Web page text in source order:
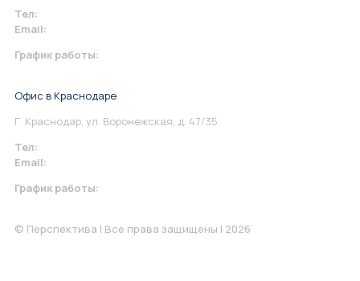
Тел:
Email:
График работы:
Офис в Краснодаре
Г. Краснодар, ул. Воронежская, д. 47/35
Тел:
Email:
График работы:
© Перспектива | Все права защищены | 2026